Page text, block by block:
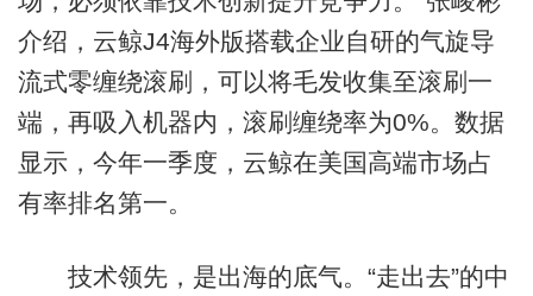
介绍，云鲸J4海外版搭载企业自研的气旋导
流式零缠绕滚刷，可以将毛发收集至滚刷一
端，再吸入机器内，滚刷缠绕率为0%。数据
显示，今年一季度，云鲸在美国高端市场占
有率排名第一。
技术领先，是出海的底气。“走出去”的中